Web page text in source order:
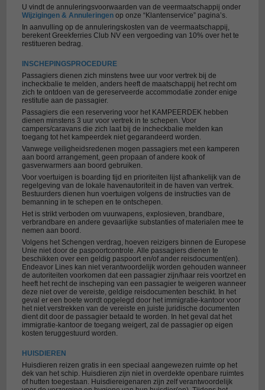
U vindt de annuleringsvoorwaarden van de veermaatschappij onder
Wijzigingen & Annuleringen op onze “Klantenservice” pagina’s.
In aanvulling op de annuleringskosten van de veermaatschappij,
berekent Greekferries Club NV een vergoeding van 10% over het te
restitueren bedrag.
INSCHEPINGSPROCEDURE
Passagiers dienen zich minstens twee uur voor vertrek bij de
incheckbalie te melden, anders heeft de maatschappij het recht om
zich te ontdoen van de gereserveerde accommodatie zonder enige
restitutie aan de passagier.
Passagiers die een reservering voor het KAMPEERDEK hebben
dienen minstens 3 uur voor vertrek in te schepen. Voor
campers/caravans die zich laat bij de incheckbalie melden kan
toegang tot het kampeerdek niet gegarandeerd worden.
Vanwege veiligheidsredenen mogen passagiers met een kamperen
aan boord arrangement, geen propaan of andere kook of
gasverwarmers aan boord gebruiken.
Voor voertuigen is boarding tijd en prioriteiten lijst afhankelijk van de
regelgeving van de lokale havenautoriteit in de haven van vertrek.
Bestuurders dienen hun voertuigen volgens de instructies van de
bemanning in te schepen en te ontschepen.
Het is strikt verboden om vuurwapens, explosieven, brandbare,
verbrandbare en andere gevaarlijke substanties of materialen mee te
nemen aan boord.
Volgens het Schengen verdrag, hoeven reizigers binnen de Europese
Unie niet door de paspoortcontrole. Alle passagiers dienen te
beschikken over een geldig paspoort en/of ander reisdocument(en).
Endeavor Lines kan niet verantwoordelijk worden gehouden wanneer
de autoriteiten voorkomen dat een passagier zijn/haar reis voortzet en
heeft het recht de inscheping van een passagier te weigeren wanneer
deze niet over de vereiste, geldige reisdocumenten beschikt. In het
geval er een boete wordt opgelegd door het immigratie-kantoor voor
het niet verstrekken van de vereiste en juiste juridische documenten
dient dit door de passagier betaald te worden. In het geval dat het
immigratie-kantoor de toegang weigert, zal de passagier op eigen
kosten teruggestuurd worden.
HUISDIEREN
Huisdieren reizen gratis in een speciaal aangewezen ruimte op het
dek van het schip. Huisdieren zijn niet in overdekte openbare ruimtes
of hutten toegestaan. Huisdiereigenaren zijn zelf verantwoordelijk